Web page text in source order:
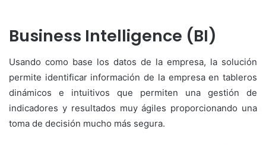
Business Intelligence (BI)
Usando como base los datos de la empresa, la solución
permite identificar información de la empresa en tableros
dinámicos e intuitivos que permiten una gestión de
indicadores y resultados muy ágiles proporcionando una
toma de decisión mucho más segura.